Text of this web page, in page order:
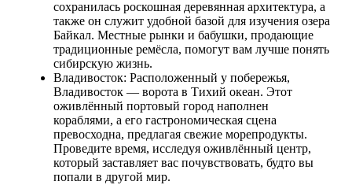
сохранилась роскошная деревянная архитектура, а
также он служит удобной базой для изучения озера
Байкал. Местные рынки и бабушки, продающие
традиционные ремёсла, помогут вам лучше понять
сибирскую жизнь.
Владивосток: Расположенный у побережья,
Владивосток — ворота в Тихий океан. Этот
оживлённый портовый город наполнен
кораблями, а его гастрономическая сцена
превосходна, предлагая свежие морепродукты.
Проведите время, исследуя оживлённый центр,
который заставляет вас почувствовать, будто вы
попали в другой мир.